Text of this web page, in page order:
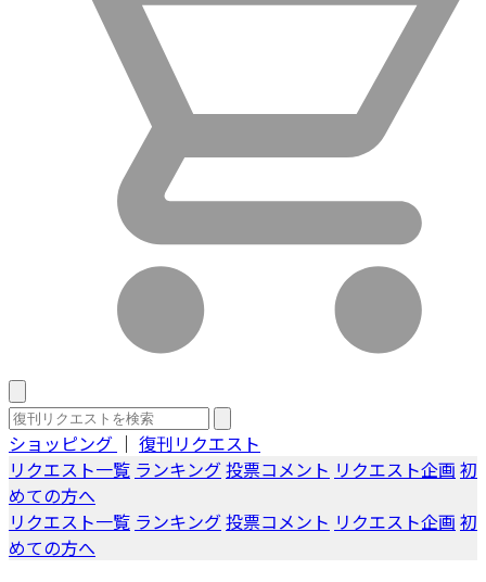
ショッピング ｜ 復刊リクエスト
リクエスト一覧 ランキング投票コメント リクエスト企画 初
めての方へ
リクエスト一覧 ランキング投票コメント リクエスト企画 初
めての方へ